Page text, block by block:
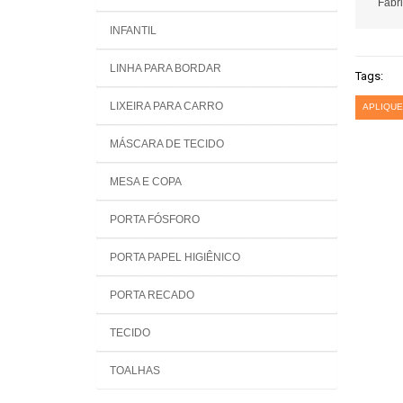
INFANTIL
LINHA PARA BORDAR
LIXEIRA PARA CARRO
MÁSCARA DE TECIDO
MESA E COPA
PORTA FÓSFORO
PORTA PAPEL HIGIÊNICO
PORTA RECADO
TECIDO
TOALHAS
Tags: